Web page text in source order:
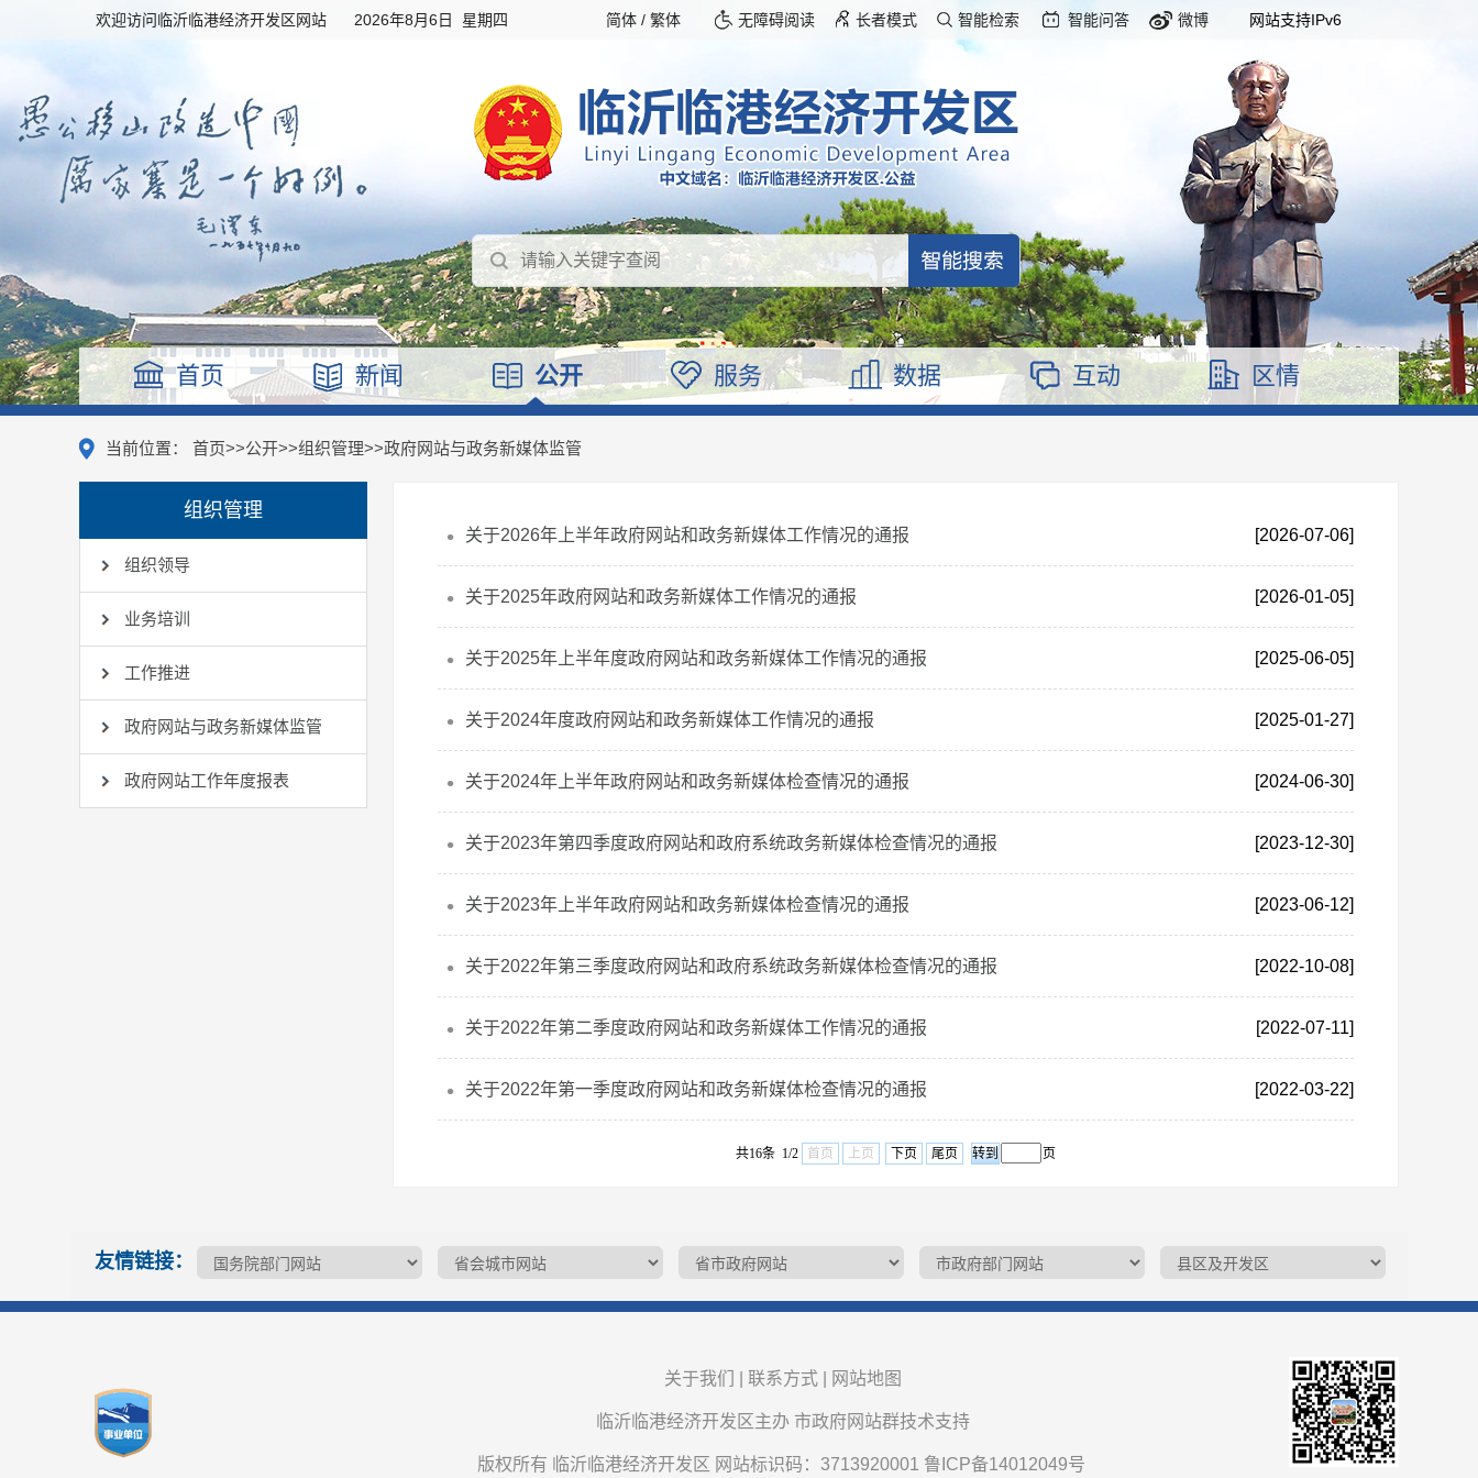
欢迎访问临沂临港经济开发区网站 2026年8月6日 星期四 无障碍阅读 长者模式 智能检索 智能问答 微博 网站支持IPv6
简体 / 繁体
首页 新闻 公开 服务 数据 互动 区情
当前位置： 首页>>公开>>组织管理>>政府网站与政务新媒体监管
组织管理
组织领导
业务培训
工作推进
政府网站与政务新媒体监管
政府网站工作年度报表
关于2026年上半年政府网站和政务新媒体工作情况的通报 [2026-07-06]
关于2025年政府网站和政务新媒体工作情况的通报 [2026-01-05]
关于2025年上半年度政府网站和政务新媒体工作情况的通报 [2025-06-05]
关于2024年度政府网站和政务新媒体工作情况的通报 [2025-01-27]
关于2024年上半年政府网站和政务新媒体检查情况的通报 [2024-06-30]
关于2023年第四季度政府网站和政府系统政务新媒体检查情况的通报 [2023-12-30]
关于2023年上半年政府网站和政务新媒体检查情况的通报 [2023-06-12]
关于2022年第三季度政府网站和政府系统政务新媒体检查情况的通报 [2022-10-08]
关于2022年第二季度政府网站和政务新媒体工作情况的通报 [2022-07-11]
关于2022年第一季度政府网站和政务新媒体检查情况的通报 [2022-03-22]
共16条 1/2 首页 上页 下页 尾页 页
友情链接：
关于我们 联系方式 网站地图
临沂临港经济开发区主办 市政府网站群技术支持
版权所有 临沂临港经济开发区 网站标识码：3713920001 鲁ICP备14012049号